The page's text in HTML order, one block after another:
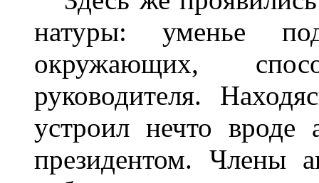
натуры: уменье
окружающих,
руководителя.
устроил нечто
президентом. Члены